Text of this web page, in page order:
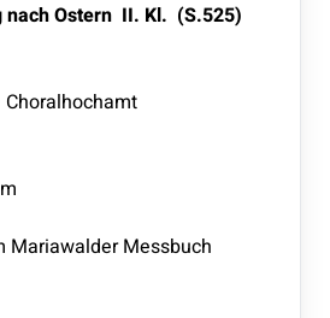
nach Ostern II. Kl. (S.525)
Mariawalder Messbuch